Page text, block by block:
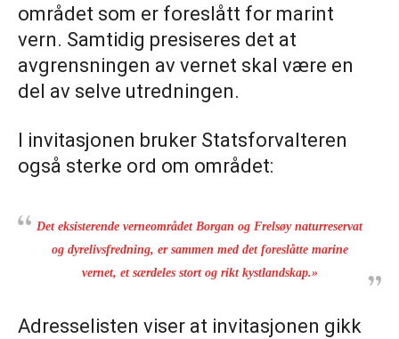
området som er foreslått for marint
vern. Samtidig presiseres det at
avgrensningen av vernet skal være en
del av selve utredningen.
I invitasjonen bruker Statsforvalteren
også sterke ord om området:
Det eksisterende verneområdet Borgan og Frelsøy naturreservat
og dyrelivsfredning, er sammen med det foreslåtte marine
vernet, et særdeles stort og rikt kystlandskap.»
Adresselisten viser at invitasjonen gikk